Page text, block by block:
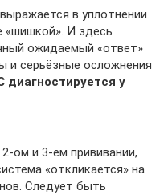
в уплотнении
«шишкой». И здесь
ожидаемый «ответ»
и серьёзные осложнения
диагностируется у
ом и 3-ем прививании,
«откликается» на
Следует быть